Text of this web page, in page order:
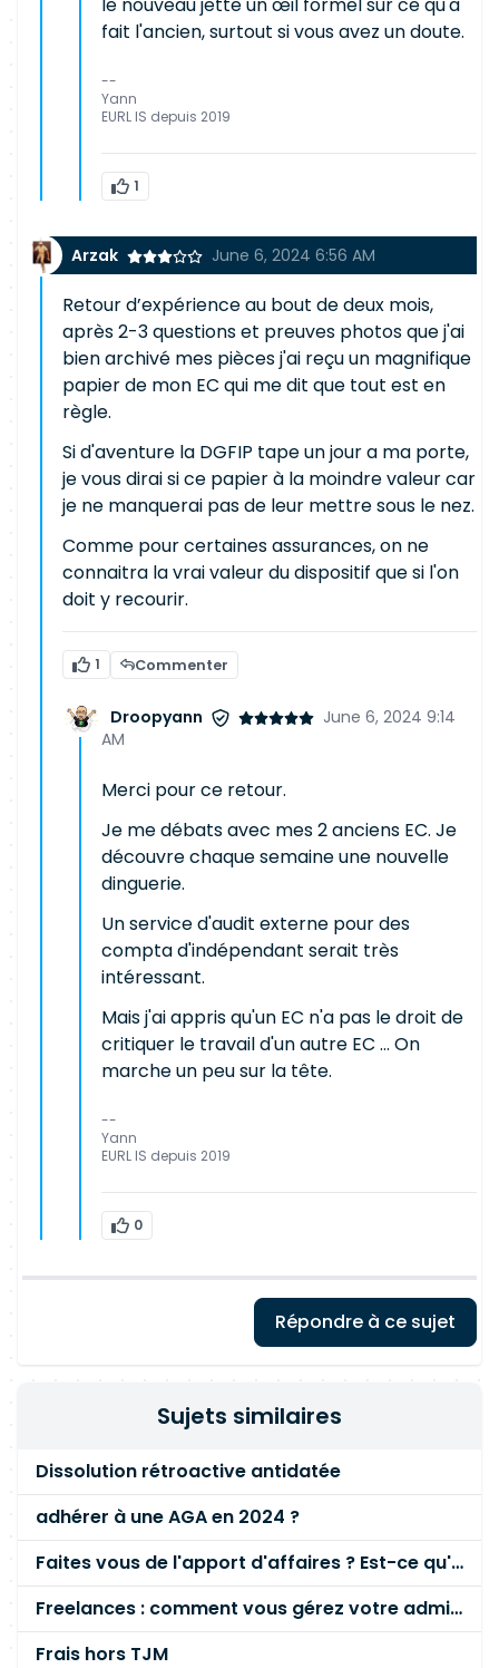
fait l'ancien, surtout si vous avez un doute.
--
Yann
EURL IS depuis 2019
1
Arzak June 6, 2024 6:56 AM
Retour d’expérience au bout de deux mois,
après 2-3 questions et preuves photos que j'ai
bien archivé mes pièces j'ai reçu un magnifique
papier de mon EC qui me dit que tout est en
règle.
Si d'aventure la DGFIP tape un jour a ma porte,
je vous dirai si ce papier à la moindre valeur car
je ne manquerai pas de leur mettre sous le nez.
Comme pour certaines assurances, on ne
connaitra la vrai valeur du dispositif que si l'on
doit y recourir.
1 Commenter
Droopyann
June 6, 2024 9:14
AM
Merci pour ce retour.
Je me débats avec mes 2 anciens EC. Je
découvre chaque semaine une nouvelle
dinguerie.
Un service d'audit externe pour des
compta d'indépendant serait très
intéressant.
Mais j'ai appris qu'un EC n'a pas le droit de
critiquer le travail d'un autre EC ... On
marche un peu sur la tête.
--
Yann
EURL IS depuis 2019
0
Répondre à ce sujet
Sujets similaires
Dissolution rétroactive antidatée
adhérer à une AGA en 2024 ?
Faites vous de l'apport d'affaires ? Est-ce qu'il existe des PO/PM au forfait ?
Freelances : comment vous gérez votre admin au quotidien ?
Frais hors TJM